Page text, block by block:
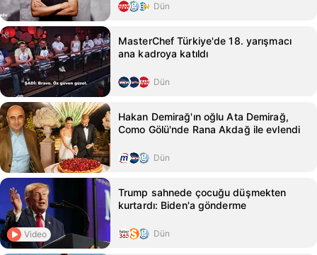
Dün
MasterChef Türkiye'de 18. yarışmacı
ana kadroya katıldı
Dün
Hakan Demirağ'ın oğlu Ata Demirağ,
Como Gölü'nde Rana Akdağ ile evlendi
Dün
Video
Trump sahnede çocuğu düşmekten
kurtardı: Biden'a gönderme
Dün